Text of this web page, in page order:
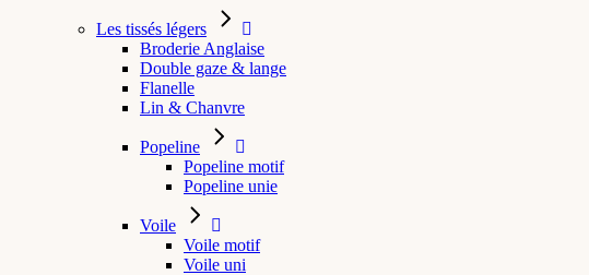
Les tissés légers
Broderie Anglaise
Double gaze & lange
Flanelle
Lin & Chanvre
Popeline
Popeline motif
Popeline unie
Voile
Voile motif
Voile uni